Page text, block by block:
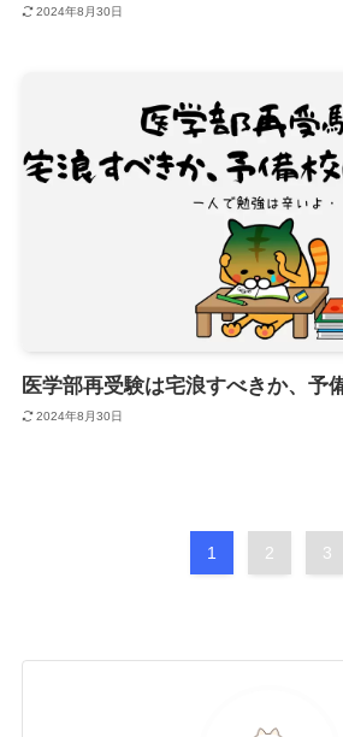
2024年8月30日
医学部再受験は宅浪すべきか、予
2024年8月30日
1 2 3